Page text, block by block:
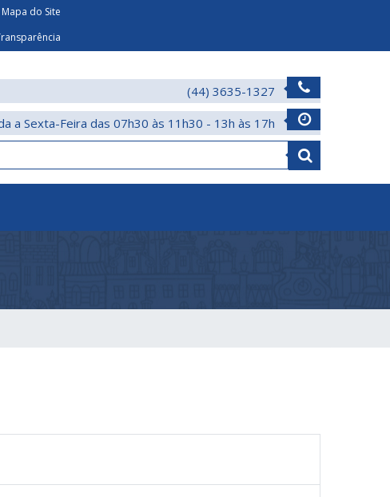
Mapa do Site
(44) 3635-1327
a Sexta-Feira das 07h30 às 11h30 - 13h às 17h